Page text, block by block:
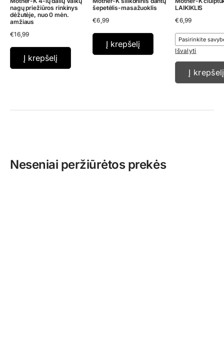
nagų priežiūros rinkinys
dėžutėje, nuo 0 mėn.
amžiaus
€16,99
Į krepšelį
šepetėlis-masažuoklis
€6,99
Į krepšelį
LAIKIKLIS
€6,99
Išvalyti
Į krepšelį
Neseniai peržiūrėtos prekės